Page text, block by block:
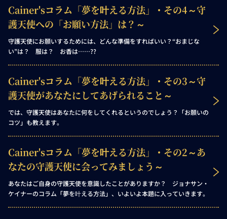
Cainer'sコラム「夢を叶える方法」・その4～守
護天使への「お願い方法」は？～
守護天使にお願いするためには、どんな準備をすればいい？“おまじな
い”は？ 服は？ お香は……??
Cainer'sコラム「夢を叶える方法」・その3～守
護天使があなたにしてあげられること～
では、守護天使はあなたに何をしてくれるというのでしょう？「お願いの
コツ」も教えます。
Cainer'sコラム「夢を叶える方法」・その2～あ
なたの守護天使に会ってみましょう～
あなたはご自身の守護天使を意識したことがありますか？ ジョナサン・
ケイナーのコラム「夢を叶える方法」、いよいよ本題に入っていきます。